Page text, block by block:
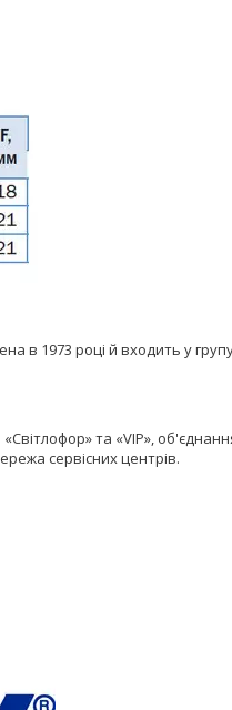
в 1973 році й входить у
та «VIP»,
сервісних центрів.